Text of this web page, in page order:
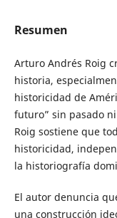
Resumen
Arturo Andrés Roig
historia,
historicidad de
futuro” sin pasado
Roig sostiene que
historicidad,
la historiografía
El autor denuncia
una construcción